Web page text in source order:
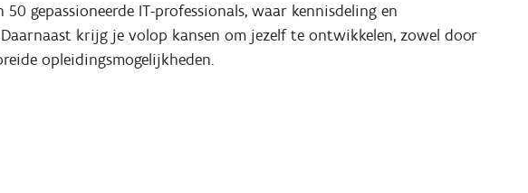
gepassioneerde IT-professionals, waar kennisdeling en
krijg je volop kansen om jezelf te ontwikkelen, zowel door
opleidingsmogelijkheden.